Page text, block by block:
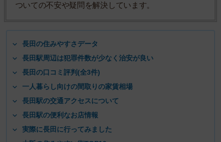
ついての不安や疑問を解決しています。
長田の住みやすさデータ
長田駅周辺は犯罪件数が少なく治安が良い
長田の口コミ評判(全3件)
一人暮らし向けの間取りの家賃相場
長田駅の交通アクセスについて
長田駅の便利なお店情報
実際に長田に行ってみました